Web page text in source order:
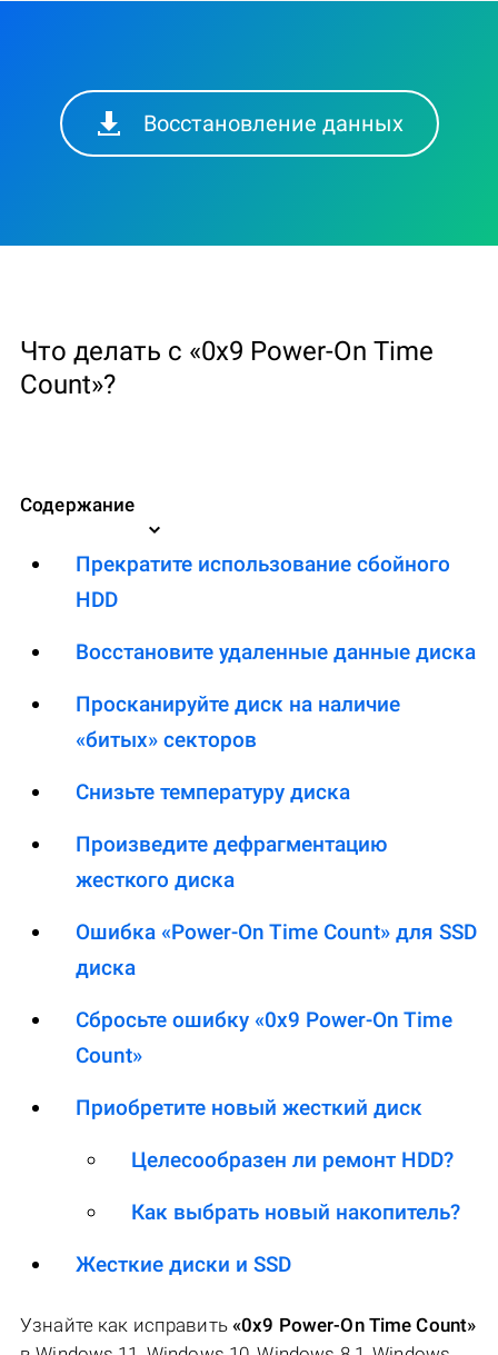
Восстановление данных
Что делать с «0x9 Power-On Time
Count»?
Содержание
Прекратите использование сбойного
HDD
Восстановите удаленные данные диска
Просканируйте диск на наличие
«битых» секторов
Снизьте температуру диска
Произведите дефрагментацию
жесткого диска
Ошибка «Power-On Time Count» для SSD
диска
Сбросьте ошибку «0x9 Power-On Time
Count»
Приобретите новый жесткий диск
Целесообразен ли ремонт HDD?
Как выбрать новый накопитель?
Жесткие диски и SSD
Узнайте как исправить «0x9 Power-On Time Count»